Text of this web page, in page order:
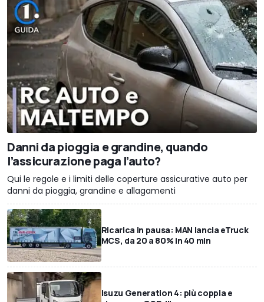
Danni da pioggia e grandine, quando
l’assicurazione paga l’auto?
Qui le regole e i limiti delle coperture assicurative auto per
danni da pioggia, grandine e allagamenti
Ricarica in pausa: MAN lancia eTruck
MCS, da 20 a 80% in 40 min
Isuzu Generation 4: più coppia e